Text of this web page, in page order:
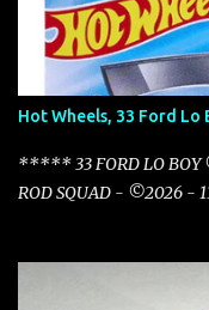
Hot Wheels, 33 Ford Lo
***** 33 FORD LO BOY
ROD SQUAD - ©2026 -